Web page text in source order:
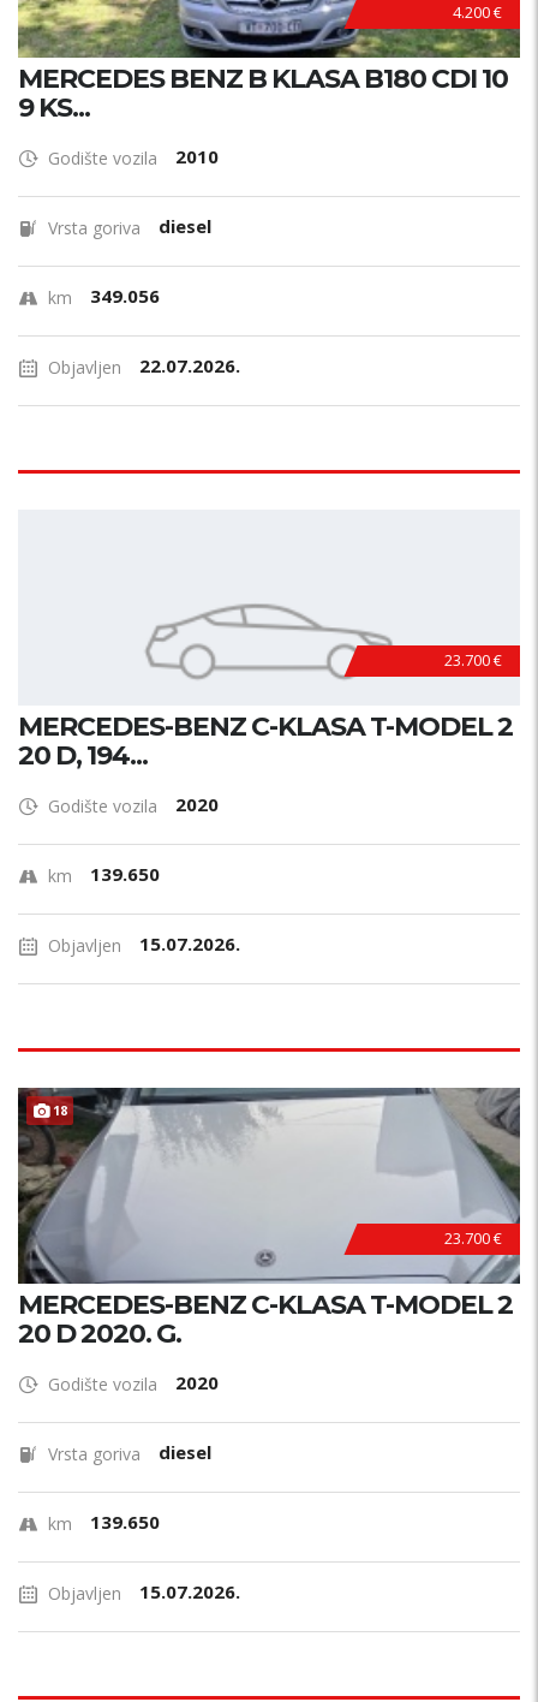
4.200 €
MERCEDES BENZ B KLASA B180 CDI 10
9 KS...
Godište vozila 2010
Vrsta goriva diesel
km 349.056
Objavljen 22.07.2026.
23.700 €
MERCEDES-BENZ C-KLASA T-MODEL 2
20 D, 194...
Godište vozila 2020
km 139.650
Objavljen 15.07.2026.
18
23.700 €
MERCEDES-BENZ C-KLASA T-MODEL 2
20 D 2020. G.
Godište vozila 2020
Vrsta goriva diesel
km 139.650
Objavljen 15.07.2026.